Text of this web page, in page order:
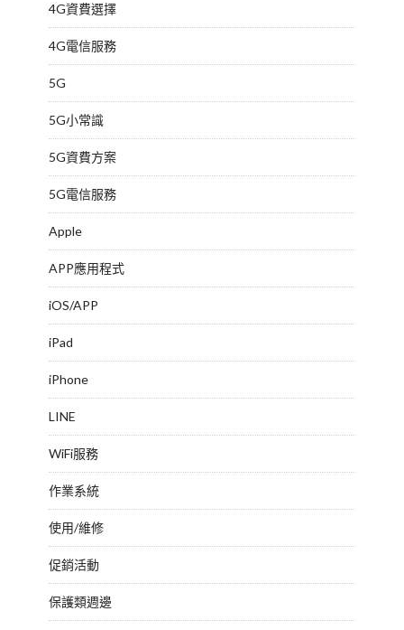
4G資費選擇
4G電信服務
5G
5G小常識
5G資費方案
5G電信服務
Apple
APP應用程式
iOS/APP
iPad
iPhone
LINE
WiFi服務
作業系統
使用/維修
促銷活動
保護類週邊